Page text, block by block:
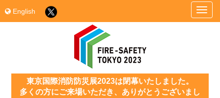
東京国際消防防災展2023は閉幕いたしました。
多くの方にご来場いただき、ありがとうございまし
English